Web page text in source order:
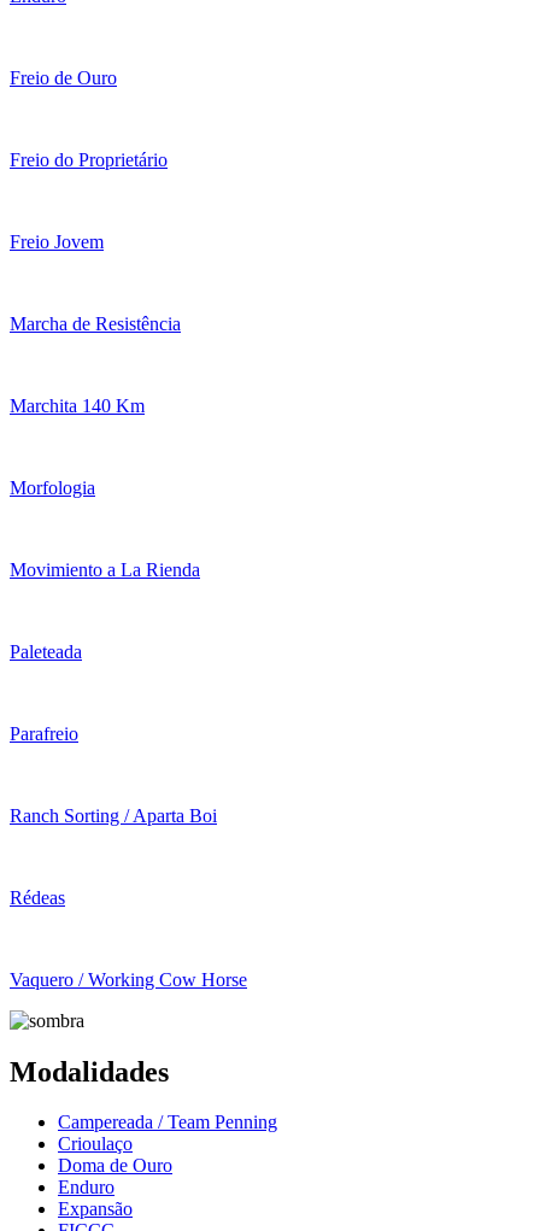
Freio de Ouro
Freio do Proprietário
Freio Jovem
Marcha de Resistência
Marchita 140 Km
Morfologia
Movimiento a La Rienda
Paleteada
Parafreio
Ranch Sorting / Aparta Boi
Rédeas
Vaquero / Working Cow Horse
Modalidades
Campereada / Team Penning
Crioulaço
Doma de Ouro
Enduro
Expansão